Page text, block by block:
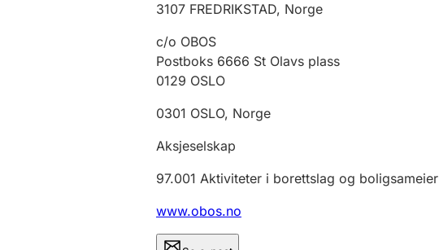
3107 FREDRIKSTAD, Norge
c/o OBOS
Postboks 6666 St Olavs plass
0129 OSLO
0301 OSLO, Norge
Aksjeselskap
97.001 Aktiviteter i borettslag og boligsameier
www.obos.no